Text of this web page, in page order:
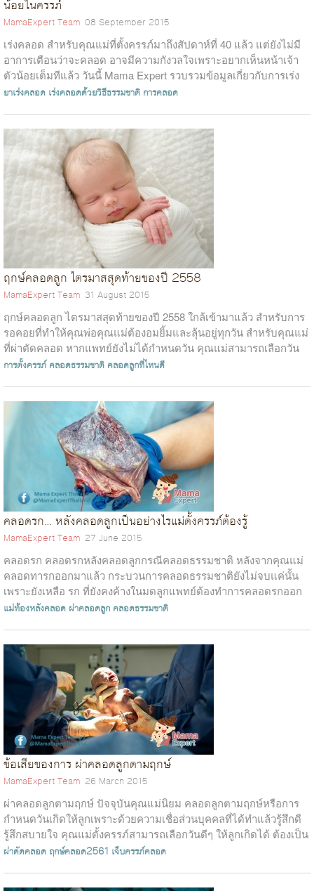
น้อยในครรภ์
MamaExpert Team 08 September 2015
เร่งคลอด สำหรับคุณแม่ที่ตั้งครรภ์มาถึงสัปดาห์ที่ 40 แล้ว แต่ยังไม่มี
อาการเตือนว่าจะคลอด อาจมีความกังวลใจเพราะอยากเห็นหน้าเจ้า
ตัวน้อยเต็มทีแล้ว วันนี้ Mama Expert รวบรวมข้อมูลเกี่ยวกับการเร่ง
คลอดอย่...
ยาเร่งคลอด เร่งคลอดด้วยวิธีธรรมชาติ การคลอด
ฤกษ์คลอดลูก ไตรมาสสุดท้ายของปี 2558
MamaExpert Team 31 August 2015
ฤกษ์คลอดลูก ไตรมาสสุดท้ายของปี 2558 ใกล้เข้ามาแล้ว สำหรับการ
รอคอยที่ทำให้คุณพ่อคุณแม่ต้องอมยิ้มและลุ้นอยู่ทุกวัน สำหรับคุณแม่
ที่ผ่าตัดคลอด หากแพทย์ยังไม่ได้กำหนดวัน คุณแม่สามารถเลือกวัน
เกิดให้ลูกได้ เ...
การตั้งครรภ์ คลอดธรรมชาติ คลอดลูกที่ไหนดี
คลอดรก… หลังคลอดลูกเป็นอย่างไรแม่ตั้งครรภ์ต้องรู้
MamaExpert Team 27 June 2015
คลอดรก คลอดรกหลังคลอดลูกกรณีคลอดธรรมชาติ หลังจากคุณแม่
คลอดทารกออกมาแล้ว กระบวนการคลอดธรรมชาติยังไม่จบแค่นั้น
เพราะยังเหลือ รก ที่ยังคงค้างในมดลูกแพทย์ต้องทำการคลอดรกออก
มาด้วย เพราะหากรกตกค้างอยู่ภ...
แม่ท้องหลังคลอด ผ่าคลอดลูก คลอดธรรมชาติ
ข้อเสียของการ ผ่าคลอดลูกตามฤกษ์
MamaExpert Team 26 March 2015
ผ่าคลอดลูกตามฤกษ์ ปัจจุบันคุณแม่นิยม คลอดลูกตามฤกษ์หรือการ
กำหนดวันเกิดให้ลูกเพราะด้วยความเชื่อส่วนบุคคลที่ได้ทำแล้วรู้สึกดี
รู้สึกสบายใจ คุณแม่ตั้งครรภ์สามารถเลือกวันดีๆ ให้ลูกเกิดได้ ต้องเป็น
คุณแม่ท...
ผ่าตัดคลอด ฤกษ์คลอด2561 เจ็บครรภ์คลอด